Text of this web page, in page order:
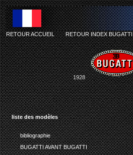
liste des modèles
bibliographie
BUGATTI AVANT BUGATTI
RETOUR ACCUEIL-RETOUR INDEX BUGATTI
1928